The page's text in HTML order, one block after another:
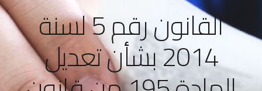
القانون رقم 5 لسنة
2014 بشأن تعديل